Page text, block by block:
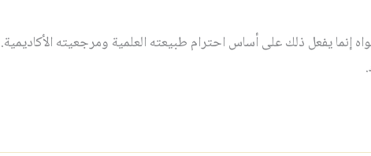
يفعل ذلك على أساس احترام طبيعته العلمية ومرجعيته الأكاديمية.